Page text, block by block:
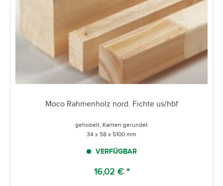
Moco Rahmenholz nord. Fichte us/hbf
gehobelt, Kanten gerundet
34 x 58 x 5100 mm
VERFÜGBAR
16,02 € *